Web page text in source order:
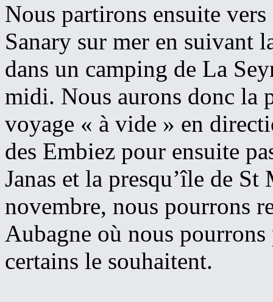
Nous partirons ensuite
Sanary sur mer en suivant
dans un camping de La
midi. Nous aurons donc la
voyage « à vide » en
des Embiez pour ensuite
Janas et la presqu’île de
novembre, nous pourrons
Aubagne où nous
certains le souhaitent.